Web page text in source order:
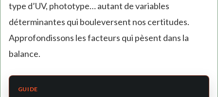
type d’UV, phototype… autant de variables
déterminantes qui bouleversent nos certitudes.
Approfondissons les facteurs qui pèsent dans la
balance.
GUIDE